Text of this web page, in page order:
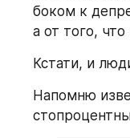
боком к
а от того,
Кстати, и
Напомню